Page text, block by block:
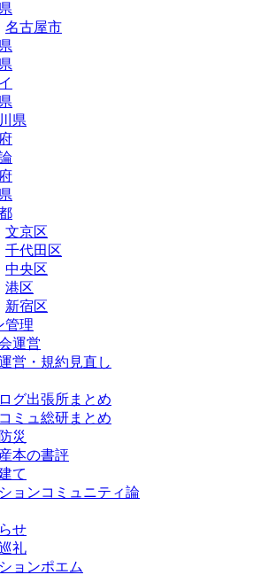
名古屋市
県
文京区
千代田区
中央区
港区
新宿区
管理
運営
営・規約見直し
グ出張所まとめ
ミュ総研まとめ
災
本の書評
て
ョンコミュニティ論
せ
礼
ョンポエム